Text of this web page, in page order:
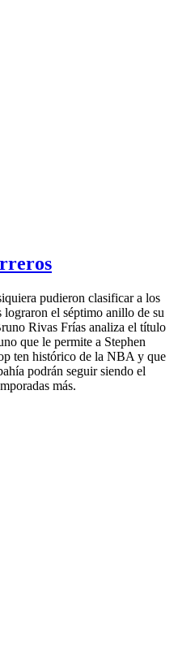
pudieron clasificar a los
el séptimo anillo de su
Rivas Frías analiza el título
que le permite a Stephen
ten histórico de la NBA y que
podrán seguir siendo el
más.